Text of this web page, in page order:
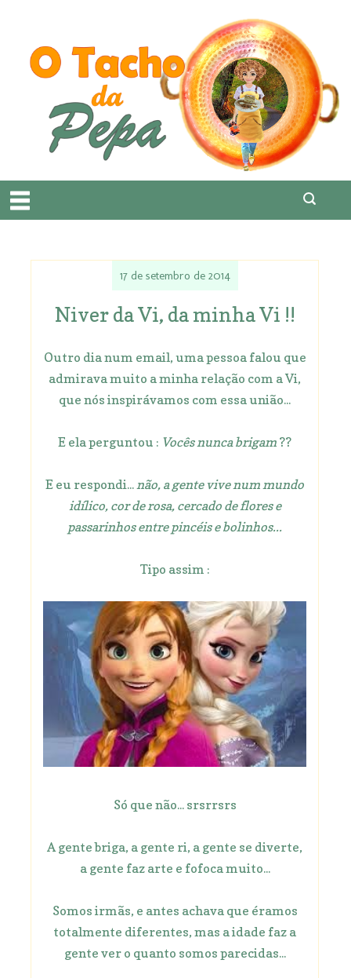
17 de setembro de 2014
Niver da Vi, da minha Vi !!
Outro dia num email, uma pessoa falou que
admirava muito a minha relação com a Vi,
que nós inspirávamos com essa união...
E ela perguntou : Vocês nunca brigam ??
E eu respondi... não, a gente vive num mundo
idílico, cor de rosa, cercado de flores e
passarinhos entre pincéis e bolinhos...
Tipo assim :
Só que não... srsrrsrs
A gente briga, a gente ri, a gente se diverte,
a gente faz arte e fofoca muito...
Somos irmãs, e antes achava que éramos
totalmente diferentes, mas a idade faz a
gente ver o quanto somos parecidas...